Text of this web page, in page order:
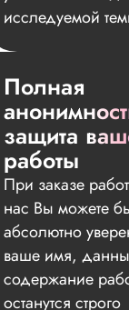
исследуемой
Полная
защита
работы
При заказе
нас Вы можете
абсолютно
ваше имя,
содержание
останутся строго